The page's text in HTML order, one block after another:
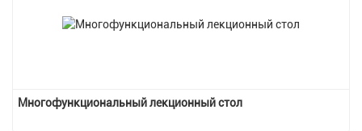
Многофункциональный лекционный стол